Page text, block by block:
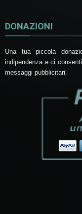
DONAZIONI
Una tua piccola
indipendenza e ci
messaggi pubblicitari.